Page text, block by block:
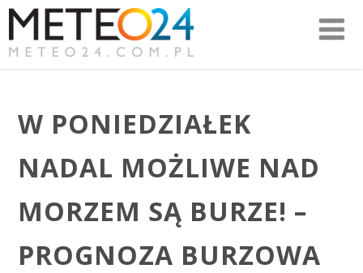
W PONIEDZIAŁEK
NADAL MOŻLIWE NAD
MORZEM SĄ BURZE! –
PROGNOZA BURZOWA